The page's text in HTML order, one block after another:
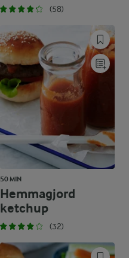
(58)
50 MIN
Hemmagjord
ketchup
(32)